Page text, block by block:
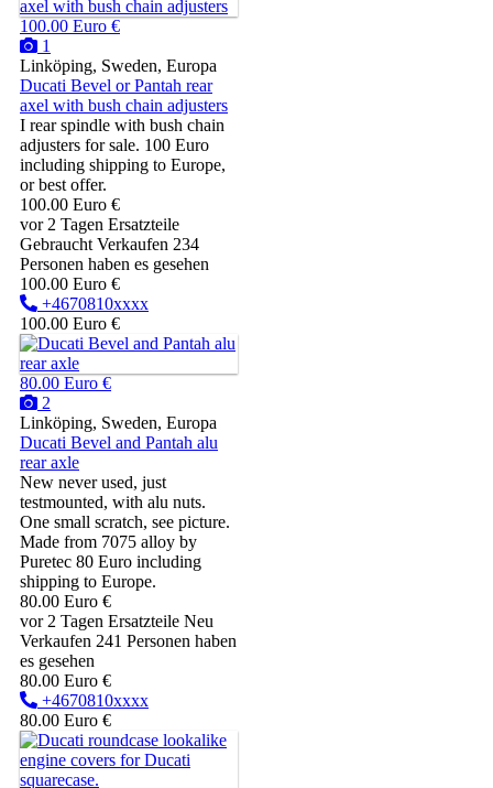
100.00 Euro €
1
Linköping, Sweden, Europa
Ducati Bevel or Pantah rear
axel with bush chain adjusters
I rear spindle with bush chain
adjusters for sale. 100 Euro
including shipping to Europe,
or best offer.
100.00 Euro €
vor 2 Tagen Ersatzteile
Gebraucht Verkaufen 234
Personen haben es gesehen
100.00 Euro €
+4670810xxxx
100.00 Euro €
80.00 Euro €
2
Linköping, Sweden, Europa
Ducati Bevel and Pantah alu
rear axle
New never used, just
testmounted, with alu nuts.
One small scratch, see picture.
Made from 7075 alloy by
Puretec 80 Euro including
shipping to Europe.
80.00 Euro €
vor 2 Tagen Ersatzteile Neu
Verkaufen 241 Personen haben
es gesehen
80.00 Euro €
+4670810xxxx
80.00 Euro €